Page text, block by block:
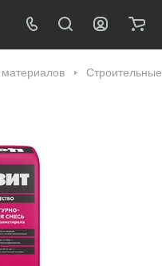
материалов